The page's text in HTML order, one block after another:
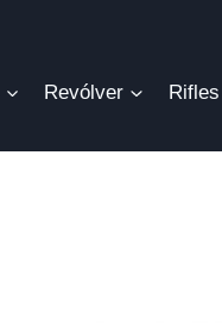
Revólver Rifles